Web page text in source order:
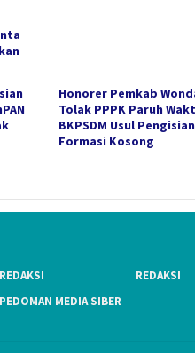
Honorer Pemkab
Tolak PPPK Paruh
BKPSDM Usul Pengisian
Formasi Kosong
REDAKSI
REDAKSI
PEDOMAN MEDIA SIBER